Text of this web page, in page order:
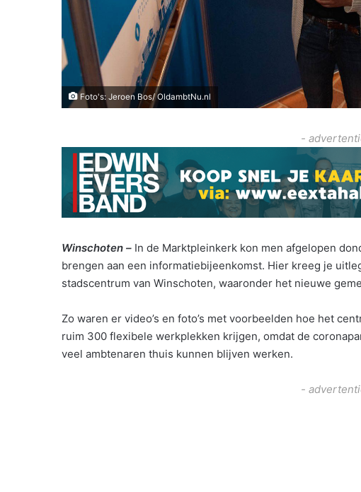
Foto's: Jeroen Bos/ OldambtNu.nl
-
Winschoten – In de Marktpleinkerk kon men afgelopen
brengen aan een informatiebijeenkomst. Hier kreeg je
stadscentrum van Winschoten, waaronder het nieuwe
Zo waren er video’s en foto’s met voorbeelden hoe het
ruim 300 flexibele werkplekken krijgen, omdat de
veel ambtenaren thuis kunnen blijven werken.
-